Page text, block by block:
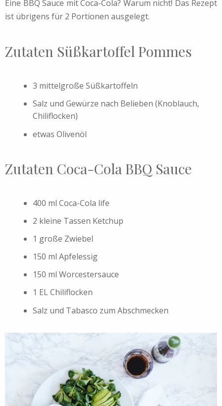
Eine BBQ Sauce mit Coca-Cola? Warum nicht! Das Rezept
ist übrigens für 2 Portionen ausgelegt.
Zutaten Süßkartoffel Pommes
3 mittelgroße Süßkartoffeln
Salz und Gewürze nach Belieben (Knoblauch,
Chiliflocken)
etwas Olivenöl
Zutaten Coca-Cola BBQ Sauce
400 ml Coca-Cola life
2 kleine Tassen Ketchup
1 große Zwiebel
150 ml Apfelessig
150 ml Worcestersauce
1 EL Chiliflocken
Salz und Tabasco zum Abschmecken